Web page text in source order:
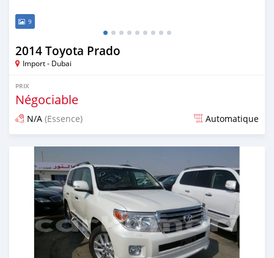
9
2014 Toyota Prado
Import - Dubai
PRIX
Négociable
N/A (Essence) Automatique
Publié il y a plus de 6 ans